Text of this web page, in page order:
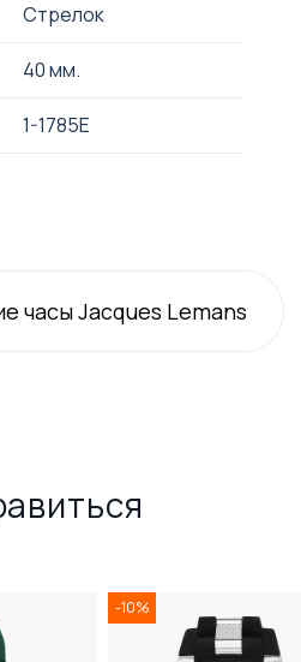
Стрелок
40 мм.
1-1785E
часы Jacques Lemans
-10%